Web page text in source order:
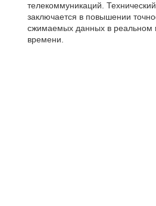
телекоммуникаций. Технический
заключается в повышении
сжимаемых данных в реальном
времени.